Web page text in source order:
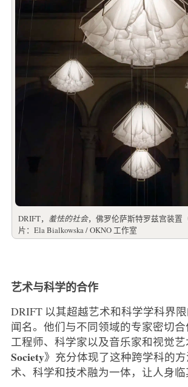
DRIFT， 羞怯的社会，佛罗伦萨斯特罗兹宫装置
片：Ela Bialkowska / OKNO 工作室
艺术与科学的合作
DRIFT 以其超越艺术和科学学科界
闻名。他们与不同领域的专家密切合
工程师、科学家以及音乐家和视觉艺
Society》充分体现了这种跨学科的
术、科学和技术融为一体，让人身临